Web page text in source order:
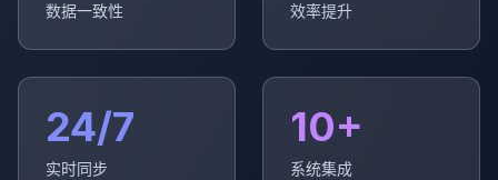
数据一致性 效率提升
24/7
实时同步
10+
系统集成